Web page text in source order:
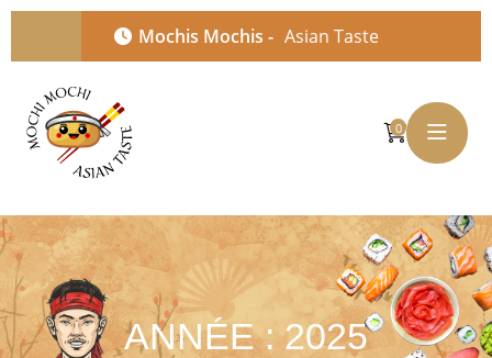
Mochis Mochis - Asian Taste
0
ANNÉE : 2025